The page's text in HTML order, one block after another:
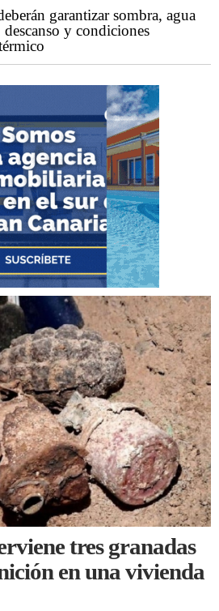
garantizar sombra, agua
y condiciones
tres granadas
en una vivienda